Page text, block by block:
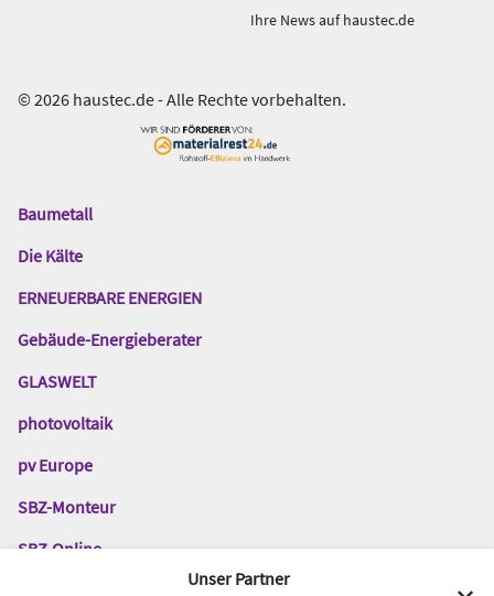
Ihre News auf haustec.de
© 2026 haustec.de - Alle Rechte vorbehalten.
Das
Gentner
Baumetall
Die Kälte
ERNEUERBARE ENERGIEN
Gebäude-Energieberater
GLASWELT
photovoltaik
pv Europe
SBZ-Monteur
SBZ-Online
Unser Partner